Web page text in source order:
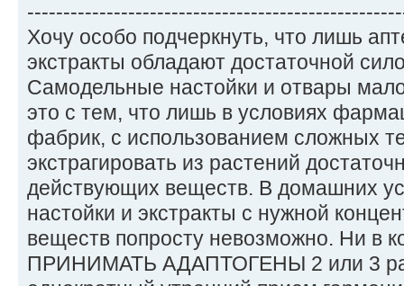
Хочу особо подчеркнуть, что лишь
экстракты обладают достаточной
Самодельные настойки и отвары
это с тем, что лишь в условиях
фабрик, с использованием сложных
экстрагировать из растений
действующих веществ. В домашних
настойки и экстракты с нужной
веществ попросту невозможно. Ни в
ПРИНИМАТЬ АДАПТОГЕНЫ 2 или 3